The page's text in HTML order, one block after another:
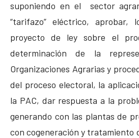
suponiendo en el sector
“tarifazo” eléctrico, aprobar,
proyecto de ley sobre el
determinación de la
Organizaciones Agrarias y
del proceso electoral, la
la PAC, dar respuesta a la
generando con las plantas de
con cogeneración y tratamiento